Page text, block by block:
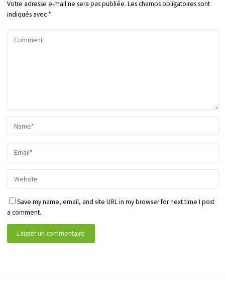
Votre adresse e-mail ne sera pas publiée. Les champs obligatoires sont
indiqués avec *
Save my name, email, and site URL in my browser for next time I post
a comment.